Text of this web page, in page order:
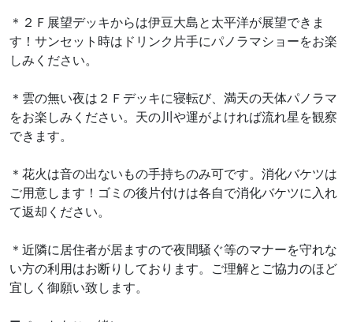
＊２Ｆ展望デッキからは伊豆大島と太平洋が展望できま
す！サンセット時はドリンク片手にパノラマショーをお楽
しみください。
＊雲の無い夜は２Ｆデッキに寝転び、満天の天体パノラマ
をお楽しみください。天の川や運がよければ流れ星を観察
できます。
＊花火は音の出ないもの手持ちのみ可です。消化バケツは
ご用意します！ゴミの後片付けは各自で消化バケツに入れ
て返却ください。
＊近隣に居住者が居ますので夜間騒ぐ等のマナーを守れな
い方の利用はお断りしております。ご理解とご協力のほど
宜しく御願い致します。